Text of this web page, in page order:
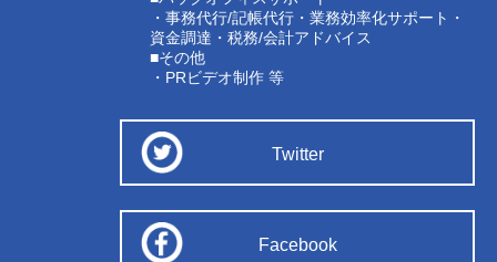
・事務代行/記帳代行・業務効率化サポート・
資金調達・税務/会計アドバイス
■その他
・PRビデオ制作 等
Twitter
Facebook